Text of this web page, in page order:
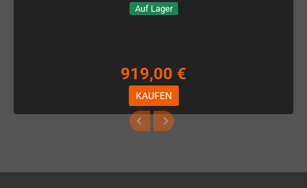
Auf Lager
919,00 €
KAUFEN